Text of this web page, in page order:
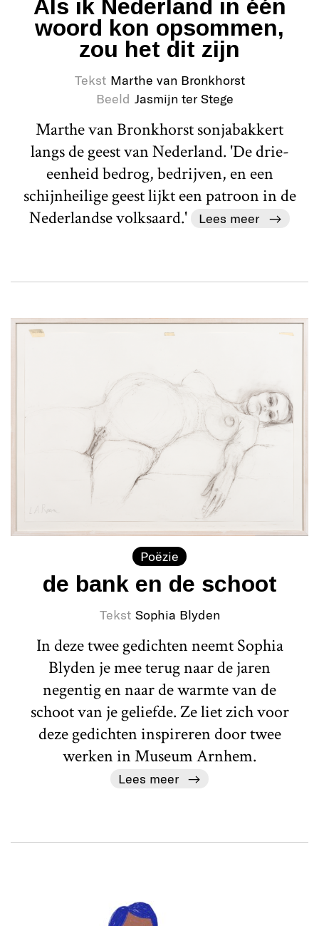
Als ik Nederland in één
woord kon opsommen,
zou het dit zijn
Tekst Marthe van Bronkhorst
Beeld Jasmijn ter Stege
Marthe van Bronkhorst sonjabakkert
langs de geest van Nederland. 'De drie-
eenheid bedrog, bedrijven, en een
schijnheilige geest lijkt een patroon in de
Nederlandse volksaard.'
Lees meer
Poëzie
de bank en de schoot
Tekst Sophia Blyden
In deze twee gedichten neemt Sophia
Blyden je mee terug naar de jaren
negentig en naar de warmte van de
schoot van je geliefde. Ze liet zich voor
deze gedichten inspireren door twee
werken in Museum Arnhem.
Lees meer